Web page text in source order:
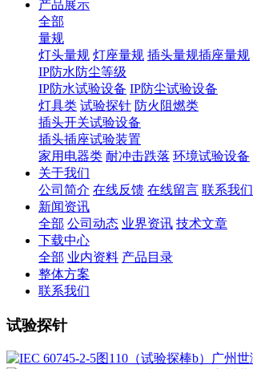
产品展示
全部
量规
灯头量规 灯座量规 插头量规插座量规
IP防水防尘等级
IP防水试验设备 IP防尘试验设备
灯具类 试验探针 防火阻燃类
插头开关试验设备
插头插座试验装置
家用电器类 耐冲击跌落 环境试验设备
关于我们
公司简介 在线反馈 在线留言 联系我们
新闻资讯
全部 公司动态 业界资讯 技术文章
下载中心
全部 业内资料 产品目录
整体方案
联系我们
试验探针